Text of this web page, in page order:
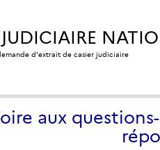
d'extrait de casier judiciaire
aux